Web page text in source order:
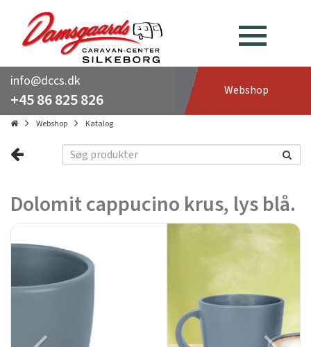
info@dccs.dk
+45 86 825 826 Webshop
Webshop Katalog
Dolomit cappucino krus, lys blå.